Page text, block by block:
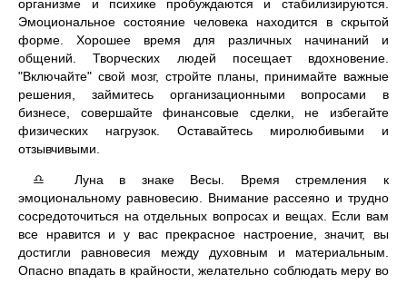
организме и психике пробуждаются и стабилизируются.
Эмоциональное состояние человека находится в скрытой
форме. Хорошее время для различных начинаний и
общений. Творческих людей посещает вдохновение.
"Включайте" свой мозг, стройте планы, принимайте важные
решения, займитесь организационными вопросами в
бизнесе, совершайте финансовые сделки, не избегайте
физических нагрузок. Оставайтесь миролюбивыми и
отзывчивыми.
♎
Луна в знаке Весы. Время стремления к
эмоциональному равновесию. Внимание рассеяно и трудно
сосредоточиться на отдельных вопросах и вещах. Если вам
все нравится и у вас прекрасное настроение, значит, вы
достигли равновесия между духовным и материальным.
Опасно впадать в крайности, желательно соблюдать меру во